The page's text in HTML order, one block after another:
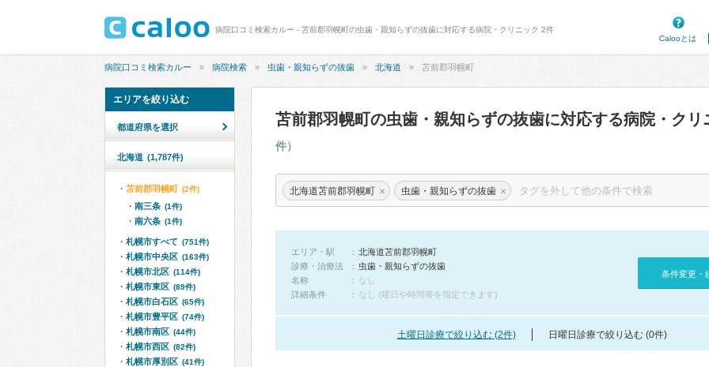
病院口コミ検索カルー - 苫前郡羽幌町の虫歯・親知らずの抜歯に対応する病院・クリニック 2件
Calooとは
病院口コミ検索カルー 病院検索 虫歯・親知らずの抜歯 北海道 苫前郡羽幌町
苫前郡羽幌町の虫歯・親知らずの抜歯に対応する病院・ク
件）
北海道苫前郡羽幌町 × 虫歯・親知らずの抜歯 ×
エリア・駅
北海道苫前郡羽幌町
診療・治療法
虫歯・親知らずの抜歯
名称
なし
詳細条件
なし (曜日や時間帯を指定できます)
条件変更・
土曜日診療で絞り込む (2件) 日曜日診療で絞り込む (0件)
エリアを絞り込む
都道府県を選択
北海道 (1,787件)
苫前郡羽幌町 (2件)
南三条 (1件)
南六条 (1件)
札幌市すべて (751件)
札幌市中央区 (163件)
札幌市北区 (114件)
札幌市東区 (89件)
札幌市白石区 (65件)
札幌市豊平区 (74件)
札幌市南区 (44件)
札幌市西区 (82件)
札幌市厚別区 (41件)